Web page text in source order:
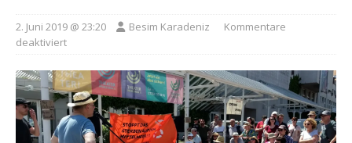
2. Juni 2019 @ 23:20 Besim Karadeniz
Kommentare
deaktiviert